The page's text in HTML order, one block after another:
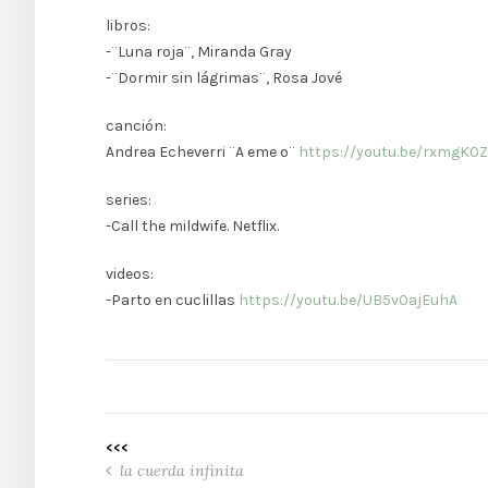
libros:
-¨Luna roja¨, Miranda Gray
-¨Dormir sin lágrimas¨, Rosa Jové
canción:
Andrea Echeverri ¨A eme o¨ https://youtu.be/
series:
-Call the mildwife. Netflix.
videos:
-Parto en cuclillas https://youtu.be/UB5v0ajEuhA
<<<
la cuerda infinita